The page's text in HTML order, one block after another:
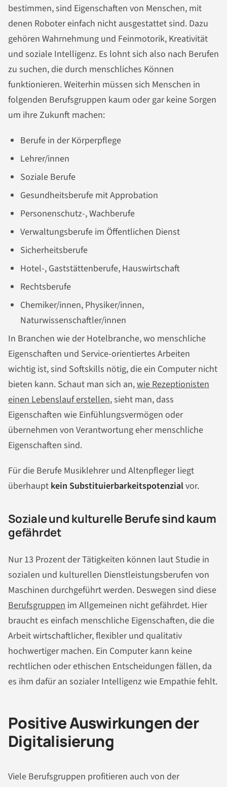
bestimmen, sind Eigenschaften von Menschen, mit
denen Roboter einfach nicht ausgestattet sind. Dazu
gehören Wahrnehmung und Feinmotorik, Kreativität
und soziale Intelligenz. Es lohnt sich also nach Berufen
zu suchen, die durch menschliches Können
funktionieren. Weiterhin müssen sich Menschen in
folgenden Berufsgruppen kaum oder gar keine Sorgen
um ihre Zukunft machen:
Berufe in der Körperpflege
Lehrer/innen
Soziale Berufe
Gesundheitsberufe mit Approbation
Personenschutz-, Wachberufe
Verwaltungsberufe im Öffentlichen Dienst
Sicherheitsberufe
Hotel-, Gaststättenberufe, Hauswirtschaft
Rechtsberufe
Chemiker/innen, Physiker/innen,
Naturwissenschaftler/innen
In Branchen wie der Hotelbranche, wo menschliche
Eigenschaften und Service-orientiertes Arbeiten
wichtig ist, sind Softskills nötig, die ein Computer nicht
bieten kann. Schaut man sich an,wie Rezeptionisten
einen Lebenslauf erstellen, sieht man, dass
Eigenschaften wie Einfühlungsvermögen oder
übernehmen von Verantwortung eher menschliche
Eigenschaften sind.
Für die Berufe Musiklehrer und Altenpfleger liegt
überhaupt kein Substituierbarkeitspotenzialvor.
Soziale und kulturelle Berufe sind kaum
gefährdet
Nur 13 Prozent der Tätigkeiten können laut Studie in
sozialen und kulturellen Dienstleistungsberufen von
Maschinen durchgeführt werden. Deswegen sind diese
Berufsgruppen im Allgemeinen nicht gefährdet. Hier
braucht es einfach menschliche Eigenschaften, die die
Arbeit wirtschaftlicher, flexibler und qualitativ
hochwertiger machen. Ein Computer kann keine
rechtlichen oder ethischen Entscheidungen fällen, da
es ihm dafür an sozialer Intelligenz wie Empathie fehlt.
Positive Auswirkungen der
Digitalisierung
Viele Berufsgruppen profitieren auch von der